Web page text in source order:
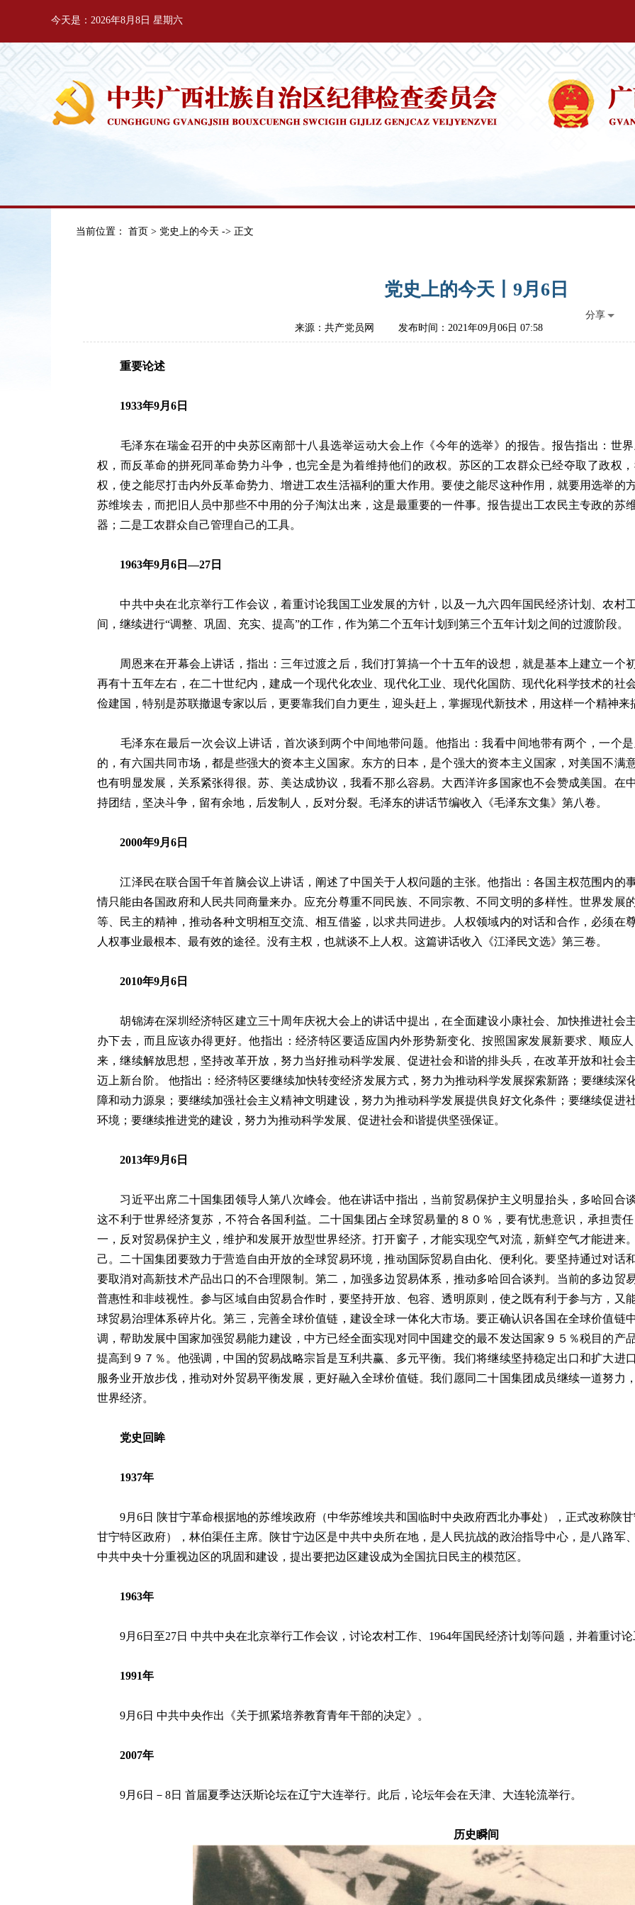
今天是：2026年8月8日 星期六
当前位置： 首页 > 党史上的今天 -> 正文
党史上的今天丨9月6日
来源：共产党员网 发布时间：2021年09月06日 07:58
分享
重要论述
1933年9月6日
毛泽东在瑞金召开的中央苏区南部十八县选举运动大会上作《今年的选举》的报告。报告指出：世
权，而反革命的拼死同革命势力斗争，也完全是为着维持他们的政权。苏区的工农群众已经夺取了政权
权，使之能尽打击内外反革命势力、增进工农生活福利的重大作用。要使之能尽这种作用，就要用选举的
苏维埃去，而把旧人员中那些不中用的分子淘汰出来，这是最重要的一件事。报告提出工农民主专政的苏
器；二是工农群众自己管理自己的工具。
1963年9月6日—27日
中共中央在北京举行工作会议，着重讨论我国工业发展的方针，以及一九六四年国民经济计划、农村
间，继续进行“调整、巩固、充实、提高”的工作，作为第二个五年计划到第三个五年计划之间的过渡阶段。
周恩来在开幕会上讲话，指出：三年过渡之后，我们打算搞一个十五年的设想，就是基本上建立一个
再有十五年左右，在二十世纪内，建成一个现代化农业、现代化工业、现代化国防、现代化科学技术的社
俭建国，特别是苏联撤退专家以后，更要靠我们自力更生，迎头赶上，掌握现代新技术，用这样一个精神来
毛泽东在最后一次会议上讲话，首次谈到两个中间地带问题。他指出：我看中间地带有两个，一个
的，有六国共同市场，都是些强大的资本主义国家。东方的日本，是个强大的资本主义国家，对美国不满
也有明显发展，关系紧张得很。苏、美达成协议，我看不那么容易。大西洋许多国家也不会赞成美国。在
持团结，坚决斗争，留有余地，后发制人，反对分裂。毛泽东的讲话节编收入《毛泽东文集》第八卷。
2000年9月6日
江泽民在联合国千年首脑会议上讲话，阐述了中国关于人权问题的主张。他指出：各国主权范围内的
情只能由各国政府和人民共同商量来办。应充分尊重不同民族、不同宗教、不同文明的多样性。世界发展
等、民主的精神，推动各种文明相互交流、相互借鉴，以求共同进步。人权领域内的对话和合作，必须在
人权事业最根本、最有效的途径。没有主权，也就谈不上人权。这篇讲话收入《江泽民文选》第三卷。
2010年9月6日
胡锦涛在深圳经济特区建立三十周年庆祝大会上的讲话中提出，在全面建设小康社会、加快推进社会
办下去，而且应该办得更好。他指出：经济特区要适应国内外形势新变化、按照国家发展新要求、顺应
来，继续解放思想，坚持改革开放，努力当好推动科学发展、促进社会和谐的排头兵，在改革开放和社会
迈上新台阶。 他指出：经济特区要继续加快转变经济发展方式，努力为推动科学发展探索新路；要继续深
障和动力源泉；要继续加强社会主义精神文明建设，努力为推动科学发展提供良好文化条件；要继续促进
环境；要继续推进党的建设，努力为推动科学发展、促进社会和谐提供坚强保证。
2013年9月6日
习近平出席二十国集团领导人第八次峰会。他在讲话中指出，当前贸易保护主义明显抬头，多哈回合
这不利于世界经济复苏，不符合各国利益。二十国集团占全球贸易量的８０％，要有忧患意识，承担责
一，反对贸易保护主义，维护和发展开放型世界经济。打开窗子，才能实现空气对流，新鲜空气才能进来
己。二十国集团要致力于营造自由开放的全球贸易环境，推动国际贸易自由化、便利化。要坚持通过对话
要取消对高新技术产品出口的不合理限制。第二，加强多边贸易体系，推动多哈回合谈判。当前的多边贸
普惠性和非歧视性。参与区域自由贸易合作时，要坚持开放、包容、透明原则，使之既有利于参与方，又
球贸易治理体系碎片化。第三，完善全球价值链，建设全球一体化大市场。要正确认识各国在全球价值链
调，帮助发展中国家加强贸易能力建设，中方已经全面实现对同中国建交的最不发达国家９５％税目的产
提高到９７％。他强调，中国的贸易战略宗旨是互利共赢、多元平衡。我们将继续坚持稳定出口和扩大进
服务业开放步伐，推动对外贸易平衡发展，更好融入全球价值链。我们愿同二十国集团成员继续一道努力
世界经济。
党史回眸
1937年
9月6日 陕甘宁革命根据地的苏维埃政府（中华苏维埃共和国临时中央政府西北办事处），正式改称陕甘
甘宁特区政府），林伯渠任主席。陕甘宁边区是中共中央所在地，是人民抗战的政治指导中心，是八路军
中共中央十分重视边区的巩固和建设，提出要把边区建设成为全国抗日民主的模范区。
1963年
9月6日至27日 中共中央在北京举行工作会议，讨论农村工作、1964年国民经济计划等问题，并着重讨
1991年
9月6日 中共中央作出《关于抓紧培养教育青年干部的决定》。
2007年
9月6日－8日 首届夏季达沃斯论坛在辽宁大连举行。此后，论坛年会在天津、大连轮流举行。
历史瞬间